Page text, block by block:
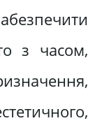
з часом,